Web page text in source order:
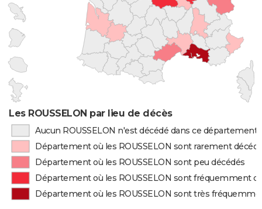
Les ROUSSELON par lieu de décès
Aucun ROUSSELON n'est décédé dans ce département
Département où les ROUSSELON sont rarement
Département où les ROUSSELON sont peu décédés
Département où les ROUSSELON sont fréquemment
Département où les ROUSSELON sont très